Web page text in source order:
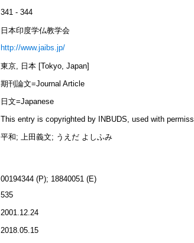
341 - 344
日本印度学仏教学会
http://www.jaibs.jp/
東京, 日本 [Tokyo, Japan]
期刊論文=Journal Article
日文=Japanese
This entry is copyrighted by INBUDS, used with
平和; 上田義文; うえだ よしふみ
00194344 (P); 18840051 (E)
535
2001.12.24
2018.05.15